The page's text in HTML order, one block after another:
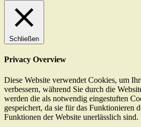
Schließen
Privacy Overview
Diese Website verwendet Cookies, um
verbessern, während Sie durch die
werden die als notwendig eingestuften
gespeichert, da sie für das Funktionieren
Funktionen der Website unerlässlich sind.